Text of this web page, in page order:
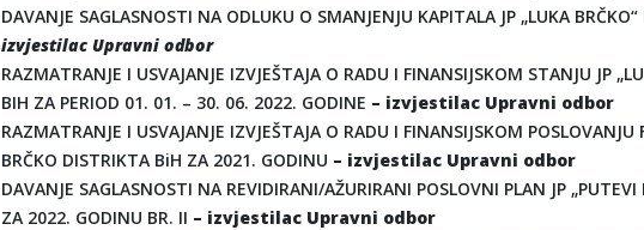
DAVANJE SAGLASNOSTI NA ODLUKU O SMANJENJU KAPITALA JP „LUKA
izvjestilac Upravni odbor
RAZMATRANJE I USVAJANJE IZVJEŠTAJA O RADU I FINANSIJSKOM STANJU JP
BIH ZA PERIOD 01. 01. – 30. 06. 2022. GODINE – izvjestilac Upravni odbor
RAZMATRANJE I USVAJANJE IZVJEŠTAJA O RADU I FINANSIJSKOM
BRČKO DISTRIKTA BiH ZA 2021. GODINU – izvjestilac Upravni odbor
DAVANJE SAGLASNOSTI NA REVIDIRANI/AŽURIRANI POSLOVNI PLAN JP
ZA 2022. GODINU BR. II – izvjestilac Upravni odbor